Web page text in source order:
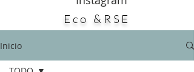
en México, revela una nueva dimensión de
este producto: su potencial aporte a la
búsqueda de alternativas para enfrentar
Eco &RSE
Inicio